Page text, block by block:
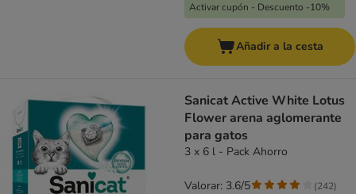
Activar cupón - Descuento -10%
Añadir a la cesta
Sanicat Active White Lotus
Flower arena aglomerante
para gatos
3 x 6 l - Pack Ahorro
Valorar: 3.6/5 (242)